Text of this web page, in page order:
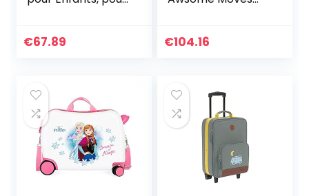
Voyages, Les
Enfants 45,7 cm,
Dinosaure, Taille
Unique
€67.89
38x55x20 cms
doubles Bagage à
main
€104.16